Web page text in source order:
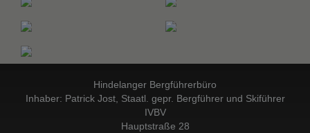
Hindelanger Bergführerbüro
Inhaber: Patrick Jost, Staatl. gepr. Bergführer und Skiführer
IVBV
Hauptstraße 28